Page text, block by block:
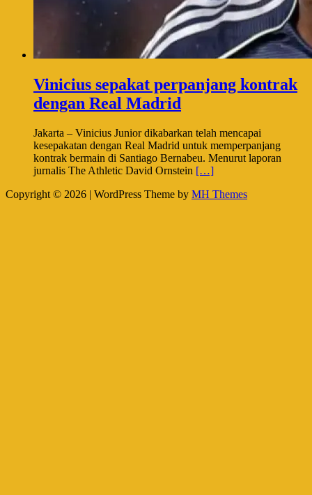
Vinicius sepakat perpanjang kontrak
dengan Real Madrid
Jakarta – Vinicius Junior dikabarkan telah mencapai
kesepakatan dengan Real Madrid untuk memperpanjang
kontrak bermain di Santiago Bernabeu. Menurut laporan
jurnalis The Athletic David Ornstein […]
Copyright © 2026 | WordPress Theme by MH Themes